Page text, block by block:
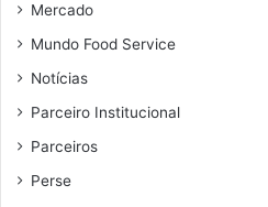
Mercado
Mundo Food Service
Notícias
Parceiro Institucional
Parceiros
Perse